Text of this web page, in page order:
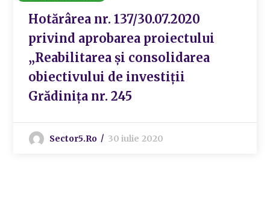
Hotărârea nr. 137/30.07.2020
privind aprobarea proiectului
„Reabilitarea și consolidarea
obiectivului de investiții
Grădinița nr. 245
Sector5.ro 30 iulie 2020